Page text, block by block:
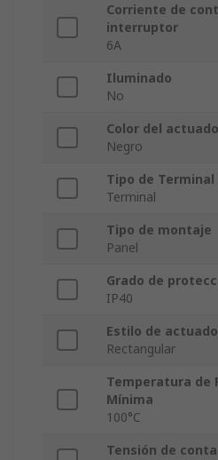
Corriente de
interruptor
6A
Iluminado
No
Color del
Negro
Tipo de Terminal
Terminal
Tipo de montaje
Panel
Grado de
IP40
Estilo de
Rectangular
Temperatura de
Mínima
100°C
Tensión de